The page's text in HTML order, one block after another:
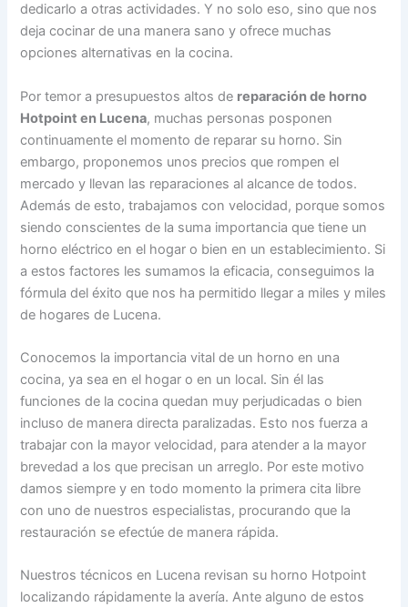
dedicarlo a otras actividades. Y no solo eso, sino que nos
deja cocinar de una manera sano y ofrece muchas
opciones alternativas en la cocina.
Por temor a presupuestos altos de reparación de horno
Hotpoint en Lucena, muchas personas posponen
continuamente el momento de reparar su horno. Sin
embargo, proponemos unos precios que rompen el
mercado y llevan las reparaciones al alcance de todos.
Además de esto, trabajamos con velocidad, porque somos
siendo conscientes de la suma importancia que tiene un
horno eléctrico en el hogar o bien en un establecimiento. Si
a estos factores les sumamos la eficacia, conseguimos la
fórmula del éxito que nos ha permitido llegar a miles y miles
de hogares de Lucena.
Conocemos la importancia vital de un horno en una
cocina, ya sea en el hogar o en un local. Sin él las
funciones de la cocina quedan muy perjudicadas o bien
incluso de manera directa paralizadas. Esto nos fuerza a
trabajar con la mayor velocidad, para atender a la mayor
brevedad a los que precisan un arreglo. Por este motivo
damos siempre y en todo momento la primera cita libre
con uno de nuestros especialistas, procurando que la
restauración se efectúe de manera rápida.
Nuestros técnicos en Lucena revisan su horno Hotpoint
localizando rápidamente la avería. Ante alguno de estos